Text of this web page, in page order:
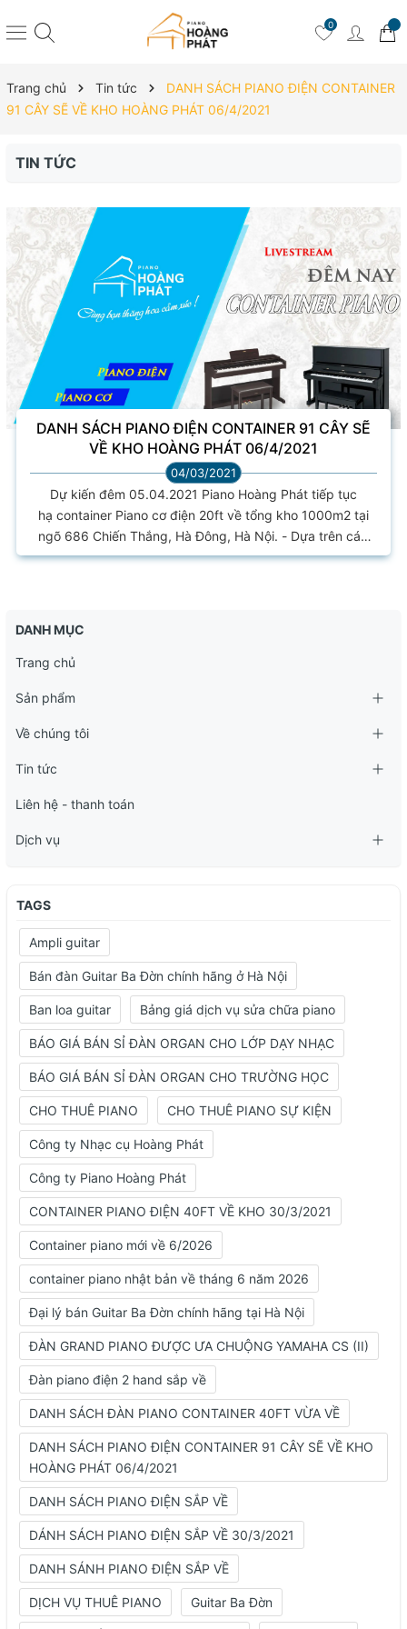
0
Trang chủ Tin tức
DANH SÁCH PIANO ĐIỆN CONTAINER
91 CÂY SẼ VỀ KHO HOÀNG PHÁT 06/4/2021
TIN TỨC
DANH SÁCH PIANO ĐIỆN CONTAINER 91 CÂY SẼ
VỀ KHO HOÀNG PHÁT 06/4/2021
04/03/2021
Dự kiến đêm 05.04.2021 Piano Hoàng Phát tiếp tục
hạ container Piano cơ điện 20ft về tổng kho 1000m2 tại
ngõ 686 Chiến Thắng, Hà Đông, Hà Nội. - Dựa trên các
tiêu chí về chất lượng âm thanh, hình thức, phân khúc giá
DANH MỤC
Trang chủ
Sản phẩm
Về chúng tôi
Tin tức
Liên hệ - thanh toán
Dịch vụ
TAGS
Ampli guitar
Bán đàn Guitar Ba Đờn chính hãng ở Hà Nội
Ban loa guitar Bảng giá dịch vụ sửa chữa piano
BÁO GIÁ BÁN SỈ ĐÀN ORGAN CHO LỚP DẠY NHẠC
BÁO GIÁ BÁN SỈ ĐÀN ORGAN CHO TRƯỜNG HỌC
CHO THUÊ PIANO CHO THUÊ PIANO SỰ KIỆN
Công ty Nhạc cụ Hoàng Phát
Công ty Piano Hoàng Phát
CONTAINER PIANO ĐIỆN 40FT VỀ KHO 30/3/2021
Container piano mới về 6/2026
container piano nhật bản về tháng 6 năm 2026
Đại lý bán Guitar Ba Đờn chính hãng tại Hà Nội
ĐÀN GRAND PIANO ĐƯỢC ƯA CHUỘNG YAMAHA CS (II)
Đàn piano điện 2 hand sắp về
DANH SÁCH ĐÀN PIANO CONTAINER 40FT VỪA VỀ
DANH SÁCH PIANO ĐIỆN CONTAINER 91 CÂY SẼ VỀ KHO
HOÀNG PHÁT 06/4/2021
DANH SÁCH PIANO ĐIỆN SẮP VỀ
DÁNH SÁCH PIANO ĐIỆN SẮP VỀ 30/3/2021
DANH SÁNH PIANO ĐIỆN SẮP VỀ
DỊCH VỤ THUÊ PIANO Guitar Ba Đờn